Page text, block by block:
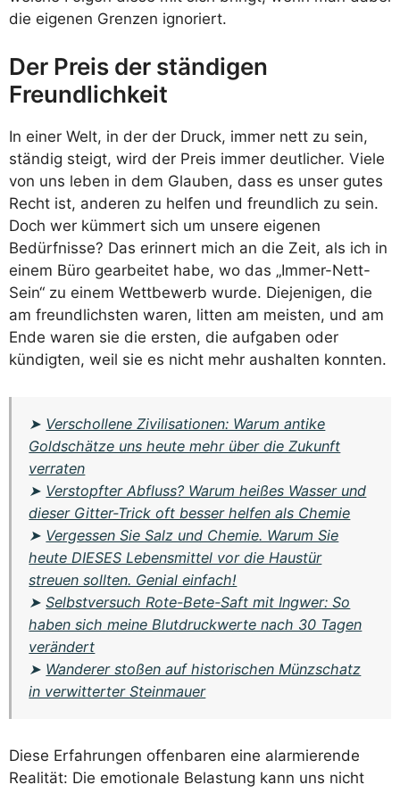
die eigenen Grenzen ignoriert.
Der Preis der ständigen
Freundlichkeit
In einer Welt, in der der Druck, immer nett zu sein,
ständig steigt, wird der Preis immer deutlicher. Viele
von uns leben in dem Glauben, dass es unser gutes
Recht ist, anderen zu helfen und freundlich zu sein.
Doch wer kümmert sich um unsere eigenen
Bedürfnisse? Das erinnert mich an die Zeit, als ich in
einem Büro gearbeitet habe, wo das „Immer-Nett-
Sein“ zu einem Wettbewerb wurde. Diejenigen, die
am freundlichsten waren, litten am meisten, und am
Ende waren sie die ersten, die aufgaben oder
kündigten, weil sie es nicht mehr aushalten konnten.
➤ Verschollene Zivilisationen: Warum antike
Goldschätze uns heute mehr über die Zukunft
verraten
➤ Verstopfter Abfluss? Warum heißes Wasser und
dieser Gitter-Trick oft besser helfen als Chemie
➤ Vergessen Sie Salz und Chemie. Warum Sie
heute DIESES Lebensmittel vor die Haustür
streuen sollten. Genial einfach!
➤Selbstversuch Rote-Bete-Saft mit Ingwer: So
haben sich meine Blutdruckwerte nach 30 Tagen
verändert
➤ Wanderer stoßen auf historischen Münzschatz
in verwitterter Steinmauer
Diese Erfahrungen offenbaren eine alarmierende
Realität: Die emotionale Belastung kann uns nicht